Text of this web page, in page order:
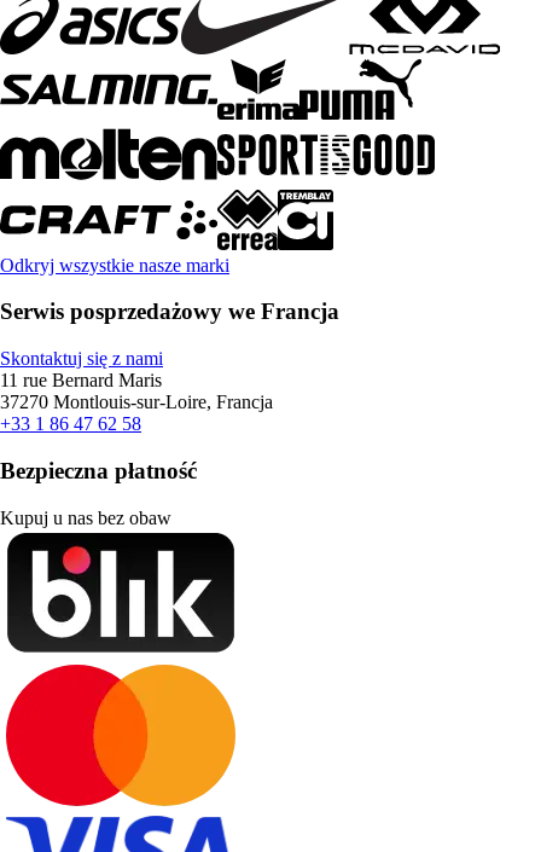
Odkryj wszystkie nasze marki
Serwis posprzedażowy we Francja
Skontaktuj się z nami
11 rue Bernard Maris
37270 Montlouis-sur-Loire, Francja
+33 1 86 47 62 58
Bezpieczna płatność
Kupuj u nas bez obaw